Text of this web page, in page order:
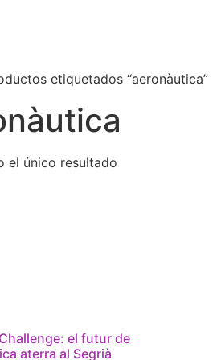
etiquetados “aeronàutica”
el único resultado
el futur de
aterra al Segrià